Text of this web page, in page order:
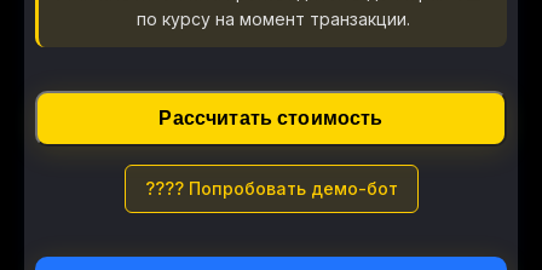
Рассчитать стоимость
???? Попробовать демо-бот